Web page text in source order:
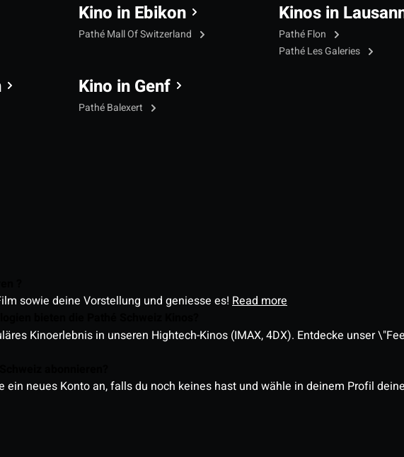
Kino in Ebikon
Pathé Mall Of Switzerland
Kino in Genf
Pathé Balexert
Kinos in
Pathé Flon
Pathé Les Galeries
sowie deine Vorstellung und geniesse es! Read more
Kinoerlebnis in unseren Hightech-Kinos (IMAX, 4DX). Entdecke unser
ein neues Konto an, falls du noch keines hast und wähle in deinem Profil